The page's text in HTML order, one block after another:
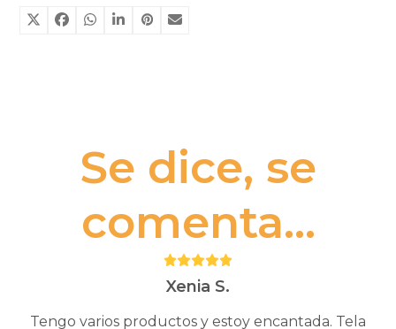
Se dice, se
comenta...
Puntuación:
5Xenia S.
Tengo varios productos y estoy encantada. Tela